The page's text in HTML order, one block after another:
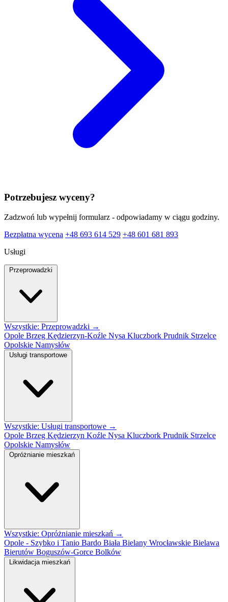
Potrzebujesz wyceny?
Zadzwoń lub wypełnij formularz - odpowiadamy w ciągu godziny.
Bezpłatna wycena +48 693 614 529 +48 601 681 893
Usługi
Przeprowadzki
Wszystkie: Przeprowadzki →
Opole Brzeg Kędzierzyn-Koźle Nysa Kluczbork Prudnik Strzelce
Opolskie Namysłów
Usługi transportowe
Wszystkie: Usługi transportowe →
Opole Brzeg Kędzierzyn Koźle Nysa Kluczbork Prudnik Strzelce
Opolskie Namysłów
Opróżnianie mieszkań
Wszystkie: Opróżnianie mieszkań →
Opole - Szybko i Tanio Bardo Biała Bielany Wrocławskie Bielawa
Bierutów Boguszów-Gorce Bolków
Likwidacja mieszkań